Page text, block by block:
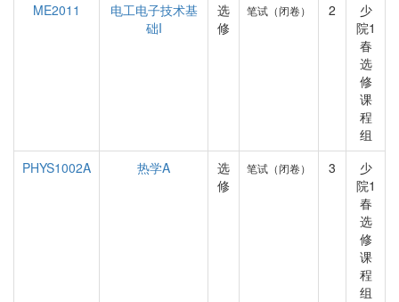
ME2011
电工电子技术基
础I
选
修
笔试（闭卷） 2
少
院1
春
选
修
课
程
组
PHYS1002A
热学A
选
修
笔试（闭卷） 3
少
院1
春
选
修
课
程
组